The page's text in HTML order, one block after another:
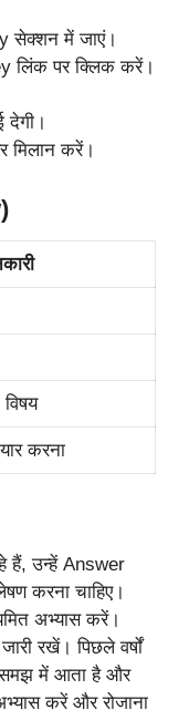
सेक्शन में जाएं।
लिंक पर क्लिक करें।
देगी।
मिलान करें।
विषय
करना
हैं, उन्हें Answer
करना चाहिए।
अभ्यास करें।
रखें। पिछले वर्षों
समझ में आता है और
करें और रोजाना